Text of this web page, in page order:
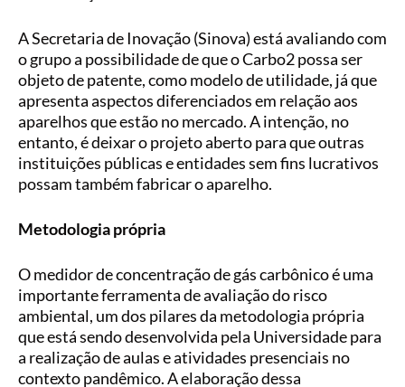
A Secretaria de Inovação (Sinova) está avaliando com
o grupo a possibilidade de que o Carbo2 possa ser
objeto de patente, como modelo de utilidade, já que
apresenta aspectos diferenciados em relação aos
aparelhos que estão no mercado. A intenção, no
entanto, é deixar o projeto aberto para que outras
instituições públicas e entidades sem fins lucrativos
possam também fabricar o aparelho.
Metodologia própria
O medidor de concentração de gás carbônico é uma
importante ferramenta de avaliação do risco
ambiental, um dos pilares da metodologia própria
que está sendo desenvolvida pela Universidade para
a realização de aulas e atividades presenciais no
contexto pandêmico. A elaboração dessa